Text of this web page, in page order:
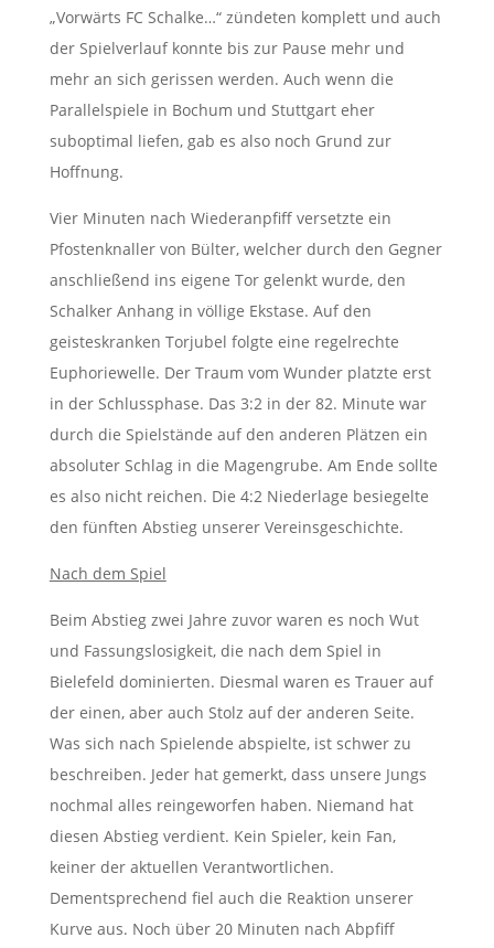
„Vorwärts FC Schalke…“ zündeten komplett und auch
der Spielverlauf konnte bis zur Pause mehr und
mehr an sich gerissen werden. Auch wenn die
Parallelspiele in Bochum und Stuttgart eher
suboptimal liefen, gab es also noch Grund zur
Hoffnung.
Vier Minuten nach Wiederanpfiff versetzte ein
Pfostenknaller von Bülter, welcher durch den Gegner
anschließend ins eigene Tor gelenkt wurde, den
Schalker Anhang in völlige Ekstase. Auf den
geisteskranken Torjubel folgte eine regelrechte
Euphoriewelle. Der Traum vom Wunder platzte erst
in der Schlussphase. Das 3:2 in der 82. Minute war
durch die Spielstände auf den anderen Plätzen ein
absoluter Schlag in die Magengrube. Am Ende sollte
es also nicht reichen. Die 4:2 Niederlage besiegelte
den fünften Abstieg unserer Vereinsgeschichte.
Nach dem Spiel
Beim Abstieg zwei Jahre zuvor waren es noch Wut
und Fassungslosigkeit, die nach dem Spiel in
Bielefeld dominierten. Diesmal waren es Trauer auf
der einen, aber auch Stolz auf der anderen Seite.
Was sich nach Spielende abspielte, ist schwer zu
beschreiben. Jeder hat gemerkt, dass unsere Jungs
nochmal alles reingeworfen haben. Niemand hat
diesen Abstieg verdient. Kein Spieler, kein Fan,
keiner der aktuellen Verantwortlichen.
Dementsprechend fiel auch die Reaktion unserer
Kurve aus. Noch über 20 Minuten nach Abpfiff